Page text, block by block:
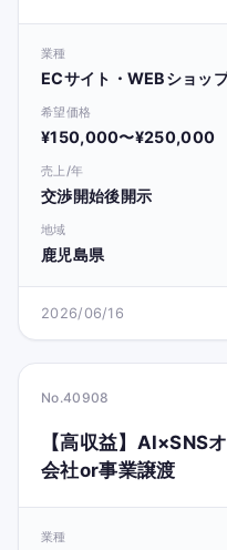
業種
ECサイト・WEBショッ
希望価格
¥150,000〜¥250,000
売上/年
交渉開始後開示
地域
鹿児島県
2026/06/16
No.40908
【高収益】AI×SNS
会社or事業譲渡
業種